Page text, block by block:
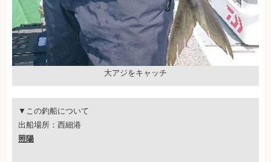
大アジをキャッチ
▼この釣船について
出船場所：西細港
照陽